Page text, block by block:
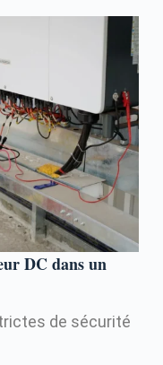
DC dans un
de sécurité